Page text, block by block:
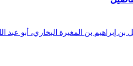
إبراهيم بن المغيرة البخاري، أبو عبد